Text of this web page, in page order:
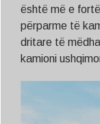
është më e
përparme të
dritare të
kamioni